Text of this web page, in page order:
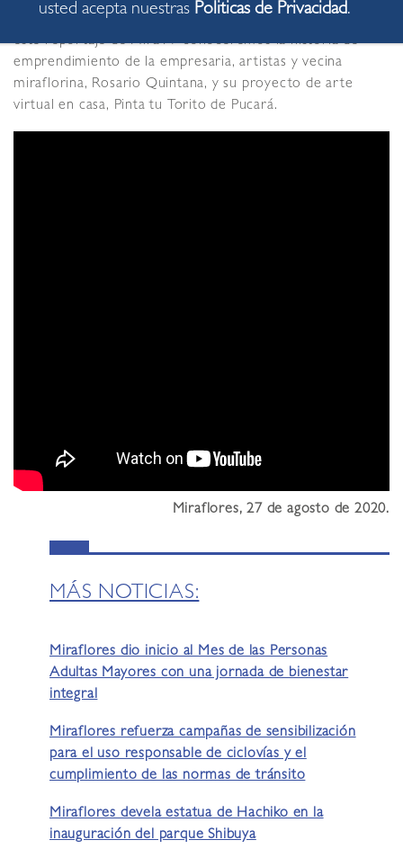
La pandemia golpea a los artesanos de nuestro país. En
este reportaje de MiraTV conoceremos la historia de
emprendimiento de la empresaria, artistas y vecina
miraflorina, Rosario Quintana, y su proyecto de arte
virtual en casa, Pinta tu Torito de Pucará.
Miraflores, 27 de agosto de 2020.
MÁS NOTICIAS:
Miraflores dio inicio al Mes de las Personas
Adultas Mayores con una jornada de bienestar
integral
Miraflores refuerza campañas de sensibilización
para el uso responsable de ciclovías y el
cumplimiento de las normas de tránsito
Miraflores devela estatua de Hachiko en la
inauguración del parque Shibuya
usted acepta nuestras Politicas de Privacidad.